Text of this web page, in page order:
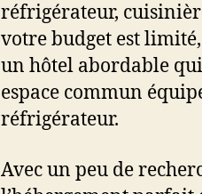
réfrigérateur,
votre budget est
un hôtel abordable
espace commun
réfrigérateur.
Avec un peu de